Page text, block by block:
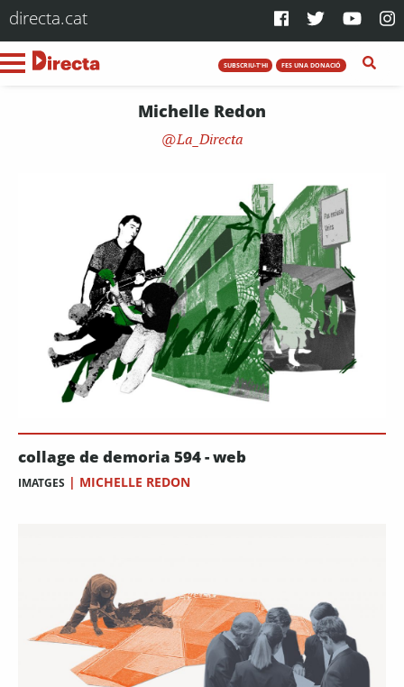
directa.cat
SUBSCRIU-T'HI FES UNA DONACIÓ
Michelle Redon
La_Directa
collage de demoria 594 - web
IMATGES | MICHELLE REDON